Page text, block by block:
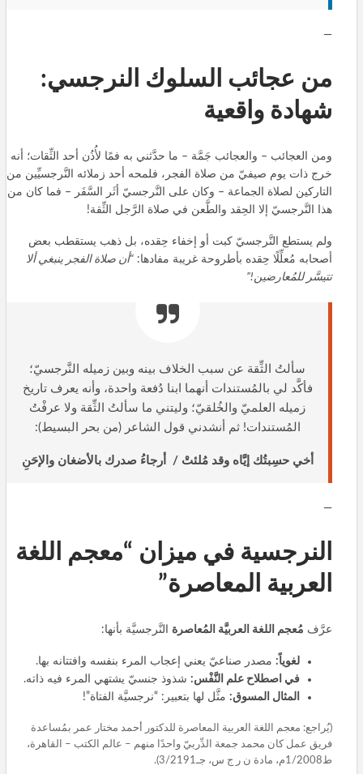
—
من عجائب السلوك النرجسي:
شهادة واقعية
ومن العجائب – والعجائب جَمَّة – ما حدَّثني به فمًا لأُذُن أحد الثِّقات؛ أنه
خرج ذات يوم صيفيّ من صلاة الفجر، فلمحه أحد زملائه النَّرجسيِّين من
التاركين لصلاة الجماعة – وكان على النَّرجسيّ أثَر السَّفَر – فما كان من
هذا النَّرجسيّ إلا الحِقد والطَّعن في صلاة الرَّجل الثِّقة!
ولم يستطع النَّرجسيّ كبت أو إخفاء حِقده، بل ذهب يستقطب بعض
أصحابه مُعلِّلًا حِقده بأطروحة غريبة مفادها: “أن صلاة الفجر ينبغي ألا
تتيسَّر للمُعارضين!”
سألتُ الثِّقة عن سبب الخلاف بينه وبين زميله النَّرجسيّ؛
فأكَّد لي بالمُستندات أنهما ابنا دُفعة واحدة، وأنه يعرف تاريخ
زميله العلميّ والخُلقيّ؛ وليتني ما سألتُ الثِّقة ولا عرفْتُ
المُستندات! ثم أنشدني قول الشاعر (من بحر البسيط):
أخي حسِبتُك إيَّاه وقد مُلئتْ / أرجاءُ صدرك بالأضغان والإحَنِ
—
النرجسية في ميزان “معجم اللغة
العربية المعاصرة”
عرَّف مُعجم اللغة العربيَّة المُعاصرة النَّرجسيَّة بأنها:
لغوياً: مصدر صناعيّ يعني إعجاب المرء بنفسه وافتتانه بها.
في اصطلاح علم النَّفْس: شذوذ جنسيّ يشتهي المرء فيه ذاته.
المثال المسوق: مثَّل لها بتعبير: “نرجسيَّة الفتاة”!
(يُراجع: معجم اللغة العربية المعاصرة للدكتور أحمد مختار عمر بمُساعدة
فريق عمل كان محمد جمعة الدِّربيّ واحدًا منهم – عالم الكتب – القاهرة،
ط1/2008م، مادة ن ر ج س، جـ3/2191).